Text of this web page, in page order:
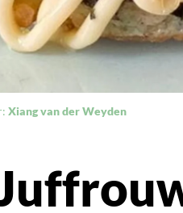
Xiang van der Weyden